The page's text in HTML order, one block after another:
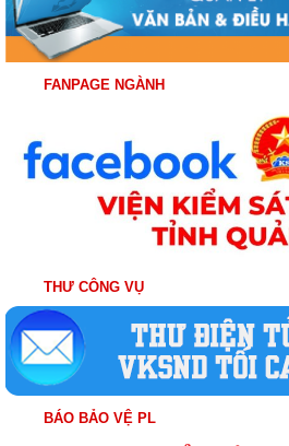
FANPAGE NGÀNH
THƯ CÔNG VỤ
BÁO BẢO VỆ PL